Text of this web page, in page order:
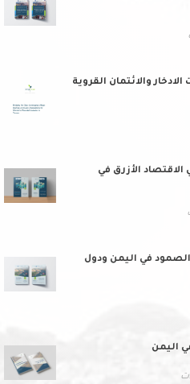
والائتمان القروية
الأزرق في
في اليمن ودول
اليمن